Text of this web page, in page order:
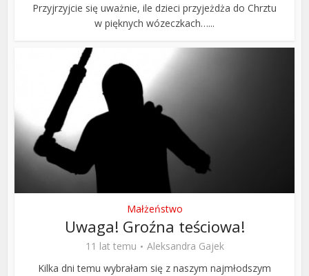
Przyjrzyjcie się uważnie, ile dzieci przyjeżdża do Chrztu
w pięknych wózeczkach…...
Małżeństwo
Uwaga! Groźna teściowa!
11 lat temu
Aleksandra Gajek
Kilka dni temu wybrałam się z naszym najmłodszym